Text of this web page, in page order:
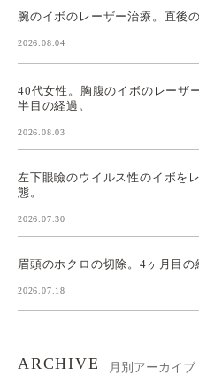
腕のイボのレーザー治療。直後の
2026.08.04
40代女性。胸腹のイボのレーザ
半目の経過。
2026.08.03
左下眼瞼のウイルス性のイボを
態。
2026.07.30
眉頭のホクロの切除。4ヶ月目の
2026.07.18
ARCHIVE 月別アーカイブ